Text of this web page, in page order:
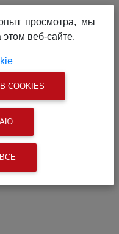
Поиск
просмотра, мы
веб-сайте.